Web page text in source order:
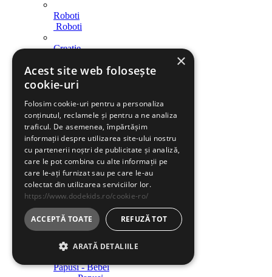
Roboti
Roboti
Creatie
Indemanare
Indemanare
Arme
Arme
Parcari / Circuite
Parcari / Circuite
Jucarii rol
Jucarii rol
Diverse
Diverse
Jucarii fete
Papusi - Bebei
×
Acest site web folosește
cookie-uri
Folosim cookie-uri pentru a personaliza
conținutul, reclamele și pentru a ne analiza
traficul. De asemenea, împărtășim
informații despre utilizarea site-ului nostru
cu partenerii noștri de publicitate și analiză,
care le pot combina cu alte informații pe
care le-ați furnizat sau pe care le-au
colectat din utilizarea serviciilor lor.
https://www.dodekids.ro/cookie-ro/
ACCEPTĂ TOATE REFUZĂ TOT
ARATĂ DETALIILE